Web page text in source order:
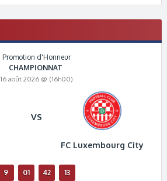
Promotion d'Honneur
CHAMPIONNAT
16 août 2026 @ (16h00)
VS
FC Luxembourg City
9 01 42 12